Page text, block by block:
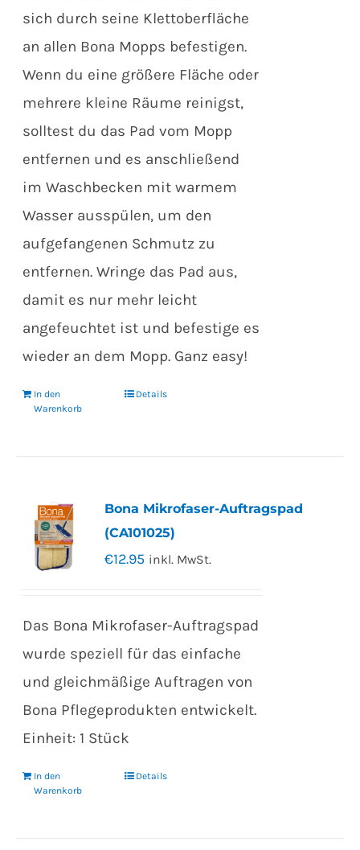
sich durch seine Klettoberfläche
an allen Bona Mopps befestigen.
Wenn du eine größere Fläche oder
mehrere kleine Räume reinigst,
solltest du das Pad vom Mopp
entfernen und es anschließend
im Waschbecken mit warmem
Wasser ausspülen, um den
aufgefangenen Schmutz zu
entfernen. Wringe das Pad aus,
damit es nur mehr leicht
angefeuchtet ist und befestige es
wieder an dem Mopp. Ganz easy!
In den
Warenkorb
Details
Bona Mikrofaser-Auftragspad
(CA101025)
€12.95 inkl. MwSt.
Das Bona Mikrofaser-Auftragspad
wurde speziell für das einfache
und gleichmäßige Auftragen von
Bona Pflegeprodukten entwickelt.
Einheit: 1 Stück
In den
Warenkorb
Details